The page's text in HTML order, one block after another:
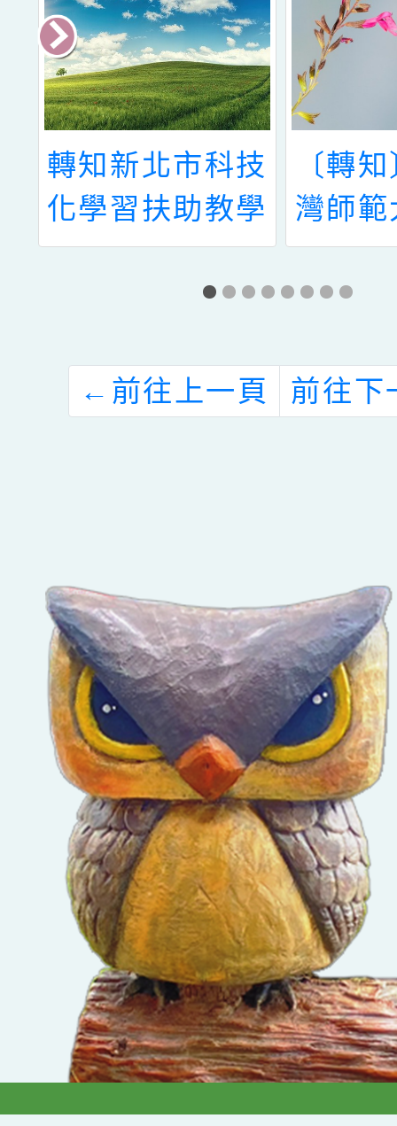
轉知新北市科技
化學習扶助教學
中心辦理「112
學年度科技 化
能研習」日程表
1份
〔轉
灣師
理114
質特
平臺
爆發
← 前往上一頁 前往下